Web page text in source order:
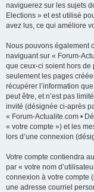
naviguerez sur les sujets
Elections » et est utilisé
avez lus, ce qui améliore
Nous pouvons également
naviguant sur « Forum-
que ceux-ci soient hors
seulement les pages
récupérer l’information
peut être, et n’est pas
invité (désignée ci-après
« Forum-Actualite.com •
« votre compte ») et les
lors d’une connexion
Votre compte contiendra
par « votre nom
connexion à votre compte
une adresse courriel